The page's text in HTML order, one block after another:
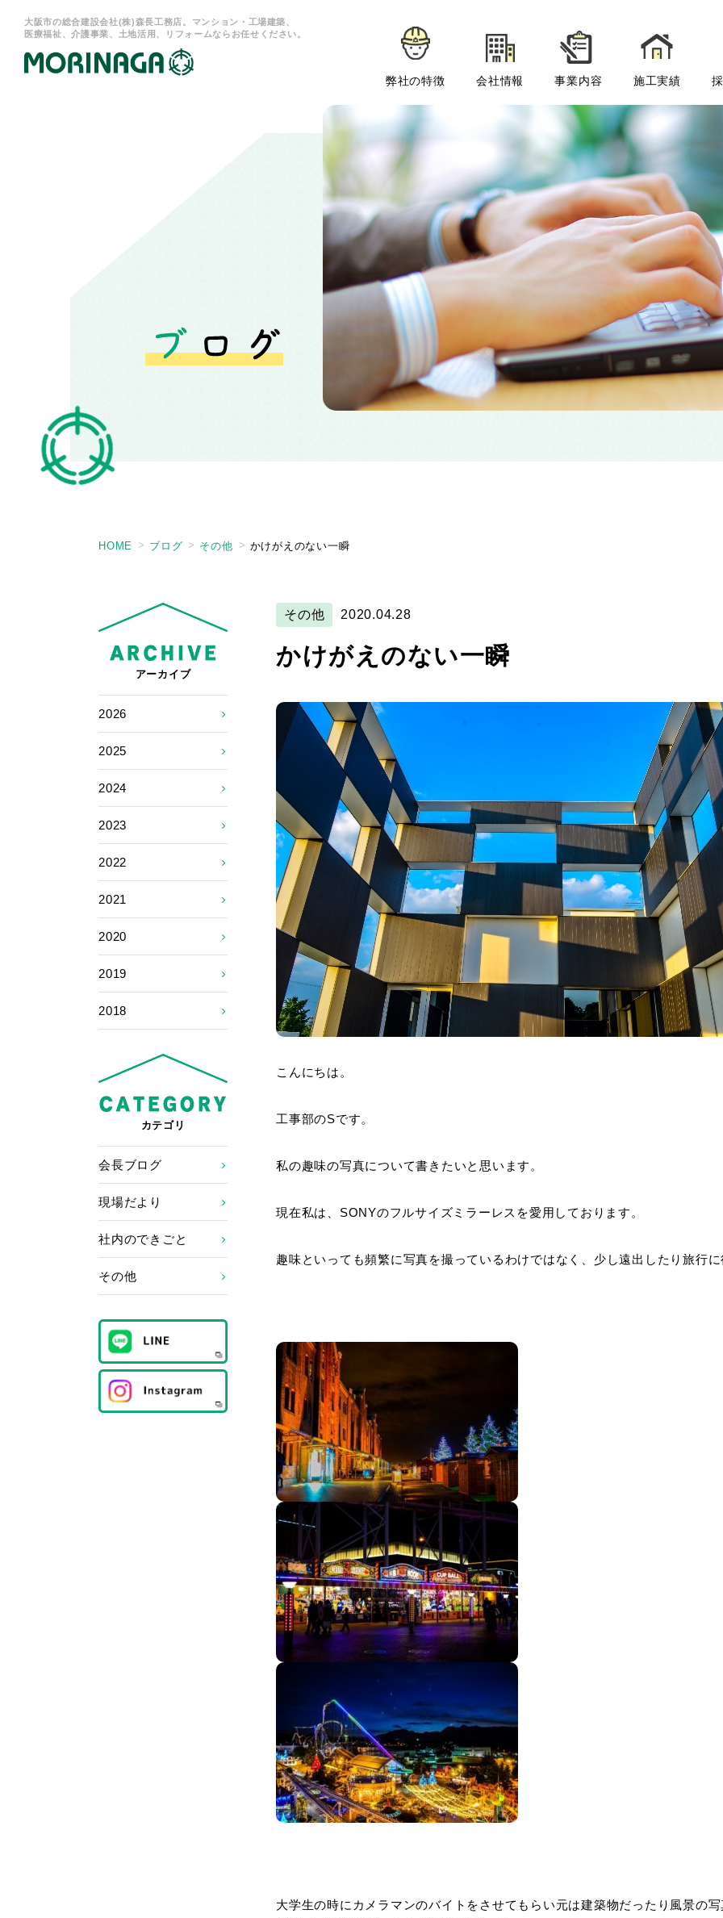
大阪市の総合建設会社(株)森長工務店。マンション・工場建築、
医療福祉、介護事業、土地活用、リフォームならお任せください。
弊社の特徴 会社情報 事業内容 施工実績
HOME ブログ その他 かけがえのない一瞬
その他 2020.04.28
かけがえのない一瞬
こんにちは。
工事部のSです。
私の趣味の写真について書きたいと思います。
現在私は、SONYのフルサイズミラーレスを愛用しております。
趣味といっても頻繁に写真を撮っているわけではなく、少し遠出したり旅行に
大学生の時にカメラマンのバイトをさせてもらい元は建築物だったり風景の
アーカイブ
2026
2025
2024
2023
2022
2021
2020
2019
2018
カテゴリ
会長ブログ
現場だより
社内のできごと
その他